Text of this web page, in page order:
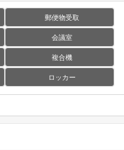
郵便物受取
会議室
複合機
ロッカー